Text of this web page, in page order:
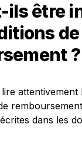
ils être
de
?
attentivement
dans les